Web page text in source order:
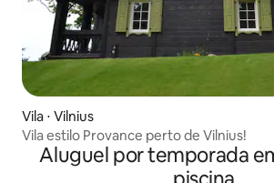
Vila ⋅ Vilnius
Vila estilo Provance perto de Vilnius!
Aluguel por temporada